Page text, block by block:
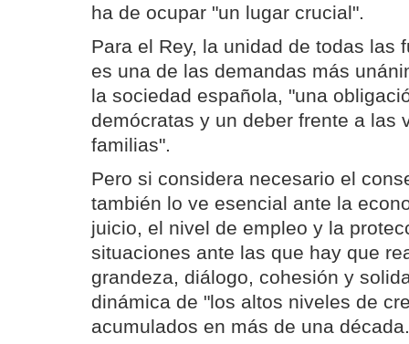
ha de ocupar "un lugar crucial".
Para el Rey, la unidad de todas las
es una de las demandas más
la sociedad española, "una
demócratas y un deber frente a las
familias".
Pero si considera necesario el
también lo ve esencial ante la
juicio, el nivel de empleo y la
situaciones ante las que hay que
grandeza, diálogo, cohesión y
dinámica de "los altos niveles de
acumulados en más de una década.